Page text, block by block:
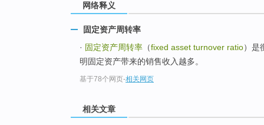
网络释义
固定资产周转率
· 固定资产周转率 （fixed asset turnover ratio）是
明固定资产带来的销售收入越多。
基于78个网页-相关网页
相关文章